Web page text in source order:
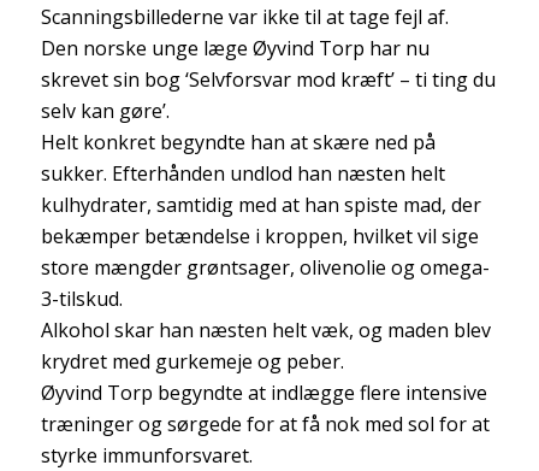
Scanningsbillederne var ikke til at tage fejl af.
Den norske unge læge Øyvind Torp har nu
skrevet sin bog ‘Selvforsvar mod kræft’ – ti ting du
selv kan gøre’.
Helt konkret begyndte han at skære ned på
sukker. Efterhånden undlod han næsten helt
kulhydrater, samtidig med at han spiste mad, der
bekæmper betændelse i kroppen, hvilket vil sige
store mængder grøntsager, olivenolie og omega-
3-tilskud.
Alkohol skar han næsten helt væk, og maden blev
krydret med gurkemeje og peber.
Øyvind Torp begyndte at indlægge flere intensive
træninger og sørgede for at få nok med sol for at
styrke immunforsvaret.